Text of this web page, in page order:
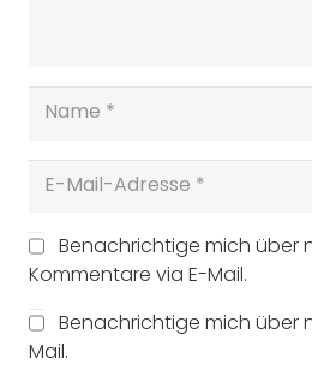
Benachrichtige mich über
Kommentare via E-Mail.
Benachrichtige mich über
Mail.